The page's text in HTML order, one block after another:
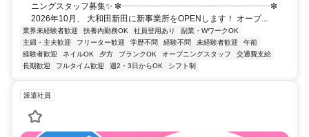
ニングスタッフ募集✨ ✼┈┈┈┈┈┈┈┈┈┈┈┈┈┈┈┈┈┈✼
2026年10月、 大和田新田に新事業所をOPENします！ オープ...
業界未経験者歓迎 扶養内勤務OK 社員登用あり
副業・WワークOK
主婦・主夫歓迎
フリーター歓迎 学歴不問 経験不問 未経験者歓迎
午前
経験者歓迎
ネイルOK 夕方 ブランクOK オープニングスタッフ
交通費支給
長期歓迎
フルタイム歓迎 週2・3日からOK シフト制
派遣社員